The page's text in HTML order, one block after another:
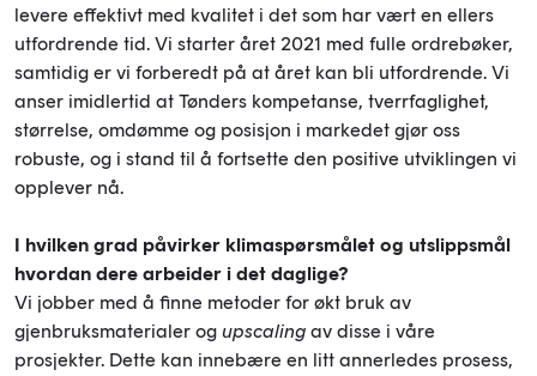
levere effektivt med kvalitet i det som har vært en ellers
utfordrende tid. Vi starter året 2021 med fulle ordrebøker,
samtidig er vi forberedt på at året kan bli utfordrende. Vi
anser imidlertid at Tønders kompetanse, tverrfaglighet,
størrelse, omdømme og posisjon i markedet gjør oss
robuste, og i stand til å fortsette den positive utviklingen vi
opplever nå.
I hvilken grad påvirker klimaspørsmålet og utslippsmål
hvordan dere arbeider i det daglige?
Vi jobber med å finne metoder for økt bruk av
gjenbruksmaterialer og upscaling av disse i våre
prosjekter. Dette kan innebære en litt annerledes prosess,